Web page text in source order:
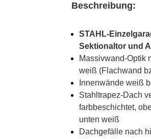
Beschreibung:
STAHL-
Sektionaltor und
Massivwand-Optik
weiß (Flachwand
Innenwände weiß
Stahltrapez-Dach
farbbeschichtet,
unten weiß
Dachgefälle nach